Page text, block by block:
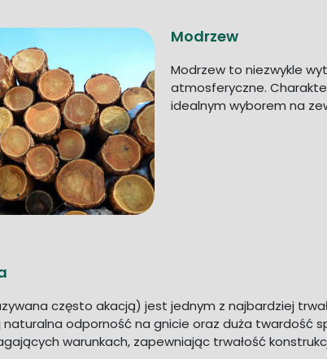
Modrzew
Modrzew to niezwykle
atmosferyczne.
idealnym wyborem na
często akacją) jest jednym z najbardziej
naturalna odporność na gnicie oraz duża twardość
warunkach, zapewniając trwałość